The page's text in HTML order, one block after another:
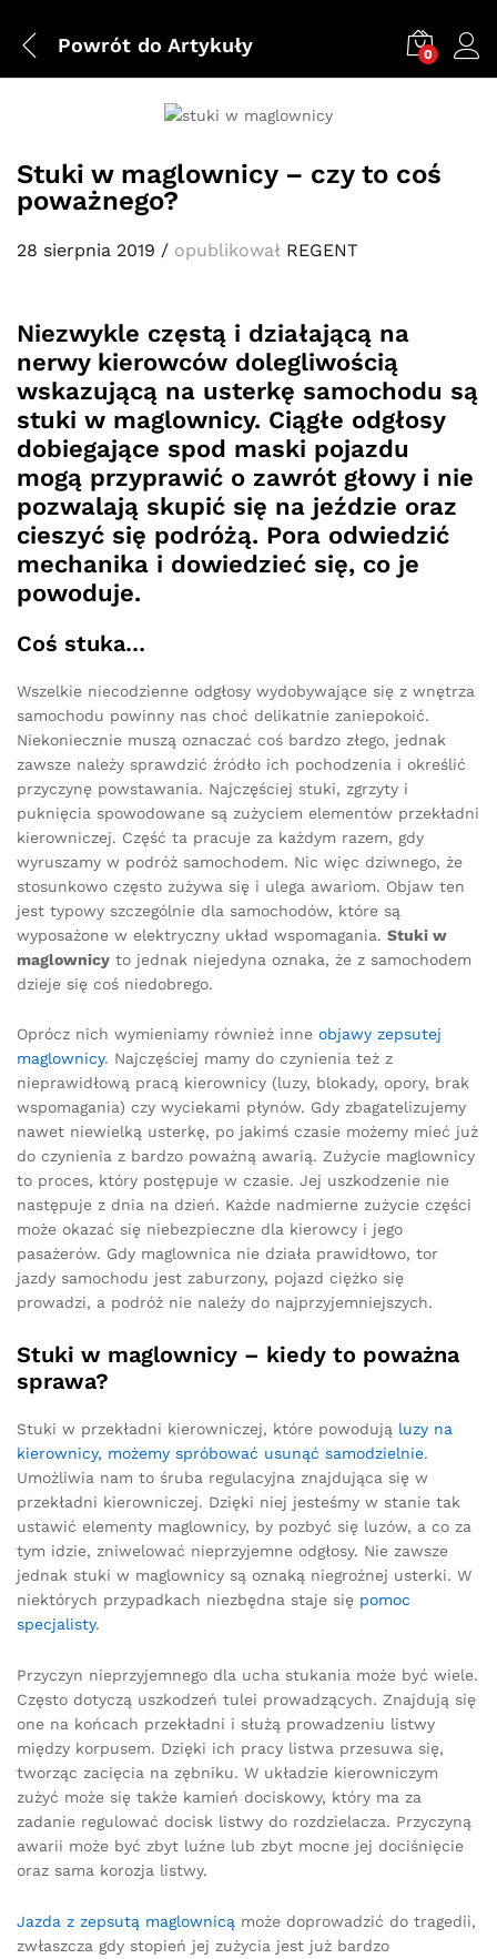
Powrót do Artykuły 0
Stuki w maglownicy – czy to coś
poważnego?
28 sierpnia 2019 / opublikował REGENT
Niezwykle częstą i działającą na
nerwy kierowców dolegliwością
wskazującą na usterkę samochodu są
stuki w maglownicy. Ciągłe odgłosy
dobiegające spod maski pojazdu
mogą przyprawić o zawrót głowy i nie
pozwalają skupić się na jeździe oraz
cieszyć się podróżą. Pora odwiedzić
mechanika i dowiedzieć się, co je
powoduje.
Coś stuka…
Wszelkie niecodzienne odgłosy wydobywające się z wnętrza
samochodu powinny nas choć delikatnie zaniepokoić.
Niekoniecznie muszą oznaczać coś bardzo złego, jednak
zawsze należy sprawdzić źródło ich pochodzenia i określić
przyczynę powstawania. Najczęściej stuki, zgrzyty i
puknięcia spowodowane są zużyciem elementów przekładni
kierowniczej. Część ta pracuje za każdym razem, gdy
wyruszamy w podróż samochodem. Nic więc dziwnego, że
stosunkowo często zużywa się i ulega awariom. Objaw ten
jest typowy szczególnie dla samochodów, które są
wyposażone w elektryczny układ wspomagania. Stuki w
maglownicy to jednak niejedyna oznaka, że z samochodem
dzieje się coś niedobrego.
Oprócz nich wymieniamy również inne objawy zepsutej
maglownicy. Najczęściej mamy do czynienia też z
nieprawidłową pracą kierownicy (luzy, blokady, opory, brak
wspomagania) czy wyciekami płynów. Gdy zbagatelizujemy
nawet niewielką usterkę, po jakimś czasie możemy mieć już
do czynienia z bardzo poważną awarią. Zużycie maglownicy
to proces, który postępuje w czasie. Jej uszkodzenie nie
następuje z dnia na dzień. Każde nadmierne zużycie części
może okazać się niebezpieczne dla kierowcy i jego
pasażerów. Gdy maglownica nie działa prawidłowo, tor
jazdy samochodu jest zaburzony, pojazd ciężko się
prowadzi, a podróż nie należy do najprzyjemniejszych.
Stuki w maglownicy – kiedy to poważna
sprawa?
Stuki w przekładni kierowniczej, które powodują luzy na
kierownicy, możemy spróbować usunąć samodzielnie.
Umożliwia nam to śruba regulacyjna znajdująca się w
przekładni kierowniczej. Dzięki niej jesteśmy w stanie tak
ustawić elementy maglownicy, by pozbyć się luzów, a co za
tym idzie, zniwelować nieprzyjemne odgłosy. Nie zawsze
jednak stuki w maglownicy są oznaką niegroźnej usterki. W
niektórych przypadkach niezbędna staje się pomoc
specjalisty.
Przyczyn nieprzyjemnego dla ucha stukania może być wiele.
Często dotyczą uszkodzeń tulei prowadzących. Znajdują się
one na końcach przekładni i służą prowadzeniu listwy
między korpusem. Dzięki ich pracy listwa przesuwa się,
tworząc zacięcia na zębniku. W układzie kierowniczym
zużyć może się także kamień dociskowy, który ma za
zadanie regulować docisk listwy do rozdzielacza. Przyczyną
awarii może być zbyt luźne lub zbyt mocne jej dociśnięcie
oraz sama korozja listwy.
Jazda z zepsutą maglownicą może doprowadzić do tragedii,
zwłaszcza gdy stopień jej zużycia jest już bardzo